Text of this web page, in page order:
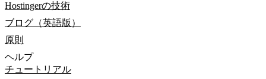
Hostingerの技術
ブログ（英語版）
原則
ヘルプ
チュートリアル